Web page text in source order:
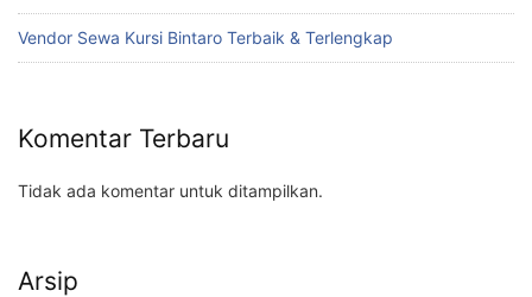
Vendor Sewa Kursi Bintaro Terbaik & Terlengkap
Komentar Terbaru
Tidak ada komentar untuk ditampilkan.
Arsip